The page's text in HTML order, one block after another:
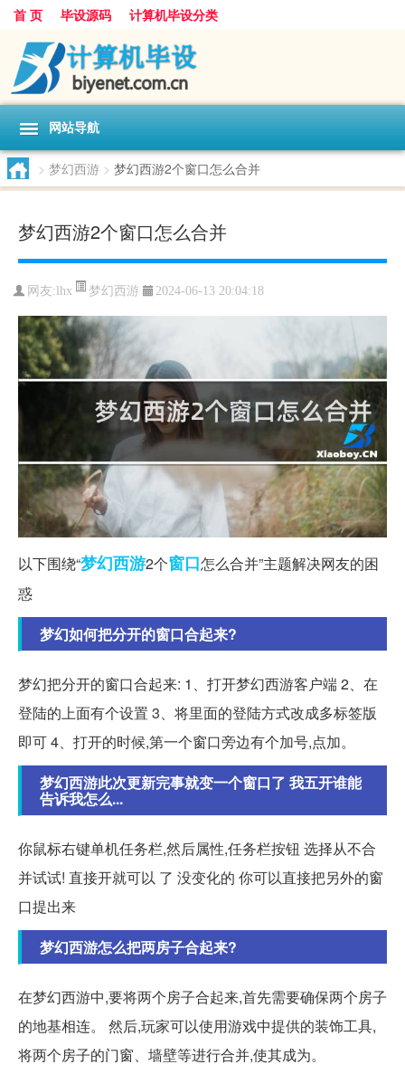
首 页 毕设源码 计算机毕设分类
网站导航
> 梦幻西游 > 梦幻西游2个窗口怎么合并
梦幻西游2个窗口怎么合并
网友: lhx 梦幻西游 2024-06-13 20:04:18
以下围绕“梦幻西游2个窗口怎么合并”主题解决网友的困
惑
梦幻如何把分开的窗口合起来?
梦幻把分开的窗口合起来: 1、打开梦幻西游客户端 2、在
登陆的上面有个设置 3、将里面的登陆方式改成多标签版
即可 4、打开的时候,第一个窗口旁边有个加号,点加。
梦幻西游此次更新完事就变一个窗口了 我五开谁能
告诉我怎么...
你鼠标右键单机任务栏,然后属性,任务栏按钮 选择从不合
并试试! 直接开就可以 了 没变化的 你可以直接把另外的窗
口提出来
梦幻西游怎么把两房子合起来?
在梦幻西游中,要将两个房子合起来,首先需要确保两个房子
的地基相连。 然后,玩家可以使用游戏中提供的装饰工具,
将两个房子的门窗、墙壁等进行合并,使其成为。